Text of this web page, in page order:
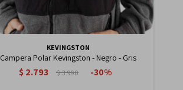
KEVINGSTON
Campera Polar Kevingston - Negro - Gris
$2.793 $3.990 30